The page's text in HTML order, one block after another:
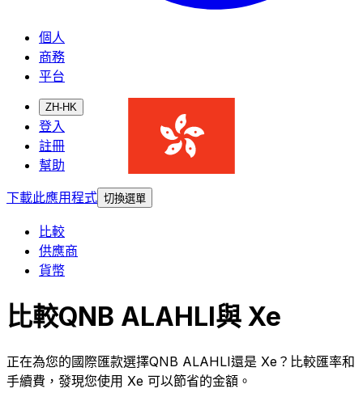
個人
商務
平台
ZH-HK
登入
註冊
幫助
下載此應用程式 切換選單
比較
供應商
貨幣
比較QNB ALAHLI與 Xe
正在為您的國際匯款選擇QNB ALAHLI還是 Xe？比較匯率和
手續費，發現您使用 Xe 可以節省的金額。